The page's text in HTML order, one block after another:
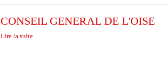
CONSEIL GENERAL DE L'OISE
Lire la suite